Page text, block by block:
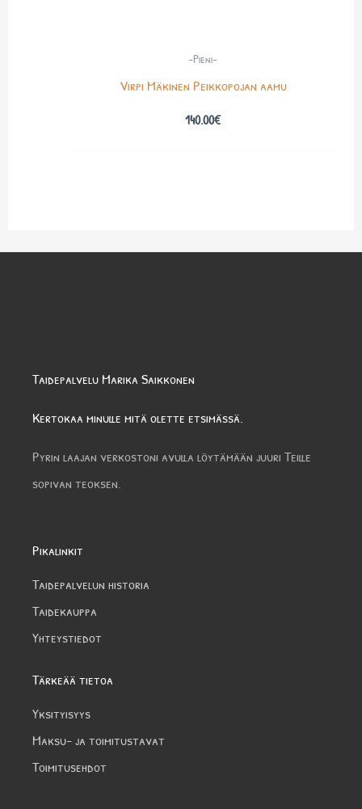
-Pieni-
Virpi Mäkinen Peikkopojan aamu
140.00€
Taidepalvelu Marika Saikkonen
Kertokaa minulle mitä olette etsimässä.
Pyrin laajan verkostoni avulla löytämään juuri Teille
sopivan teoksen.
Pikalinkit
Taidepalvelun historia
Taidekauppa
Yhteystiedot
Tärkeää tietoa
Yksityisyys
Maksu- ja toimitustavat
Toimitusehdot